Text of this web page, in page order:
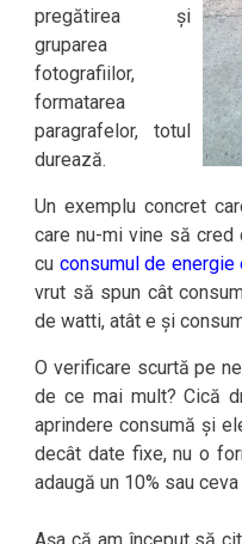
pregătirea și
gruparea
fotografiilor,
formatarea
paragrafelor, totul
durează.
Un exemplu concret
care nu-mi vine să
cu consumul de energie
vrut să spun cât
de watti, atât e și
O verificare scurtă pe
de ce mai mult? Cică
aprindere consumă și
decât date fixe, nu o
adaugă un 10% sau